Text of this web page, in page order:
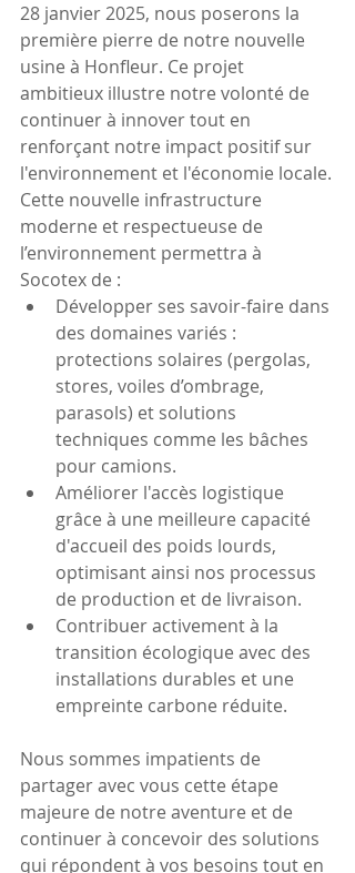
28 janvier 2025, nous poserons la
première pierre de notre nouvelle
usine à Honfleur. Ce projet
ambitieux illustre notre volonté de
continuer à innover tout en
renforçant notre impact positif sur
l'environnement et l'économie locale.
Cette nouvelle infrastructure
moderne et respectueuse de
l’environnement permettra à
Socotex de :
Développer ses savoir-faire dans
des domaines variés :
protections solaires (pergolas,
stores, voiles d’ombrage,
parasols) et solutions
techniques comme les bâches
pour camions.
Améliorer l'accès logistique
grâce à une meilleure capacité
d'accueil des poids lourds,
optimisant ainsi nos processus
de production et de livraison.
Contribuer activement à la
transition écologique avec des
installations durables et une
empreinte carbone réduite.
Nous sommes impatients de
partager avec vous cette étape
majeure de notre aventure et de
continuer à concevoir des solutions
qui répondent à vos besoins tout en